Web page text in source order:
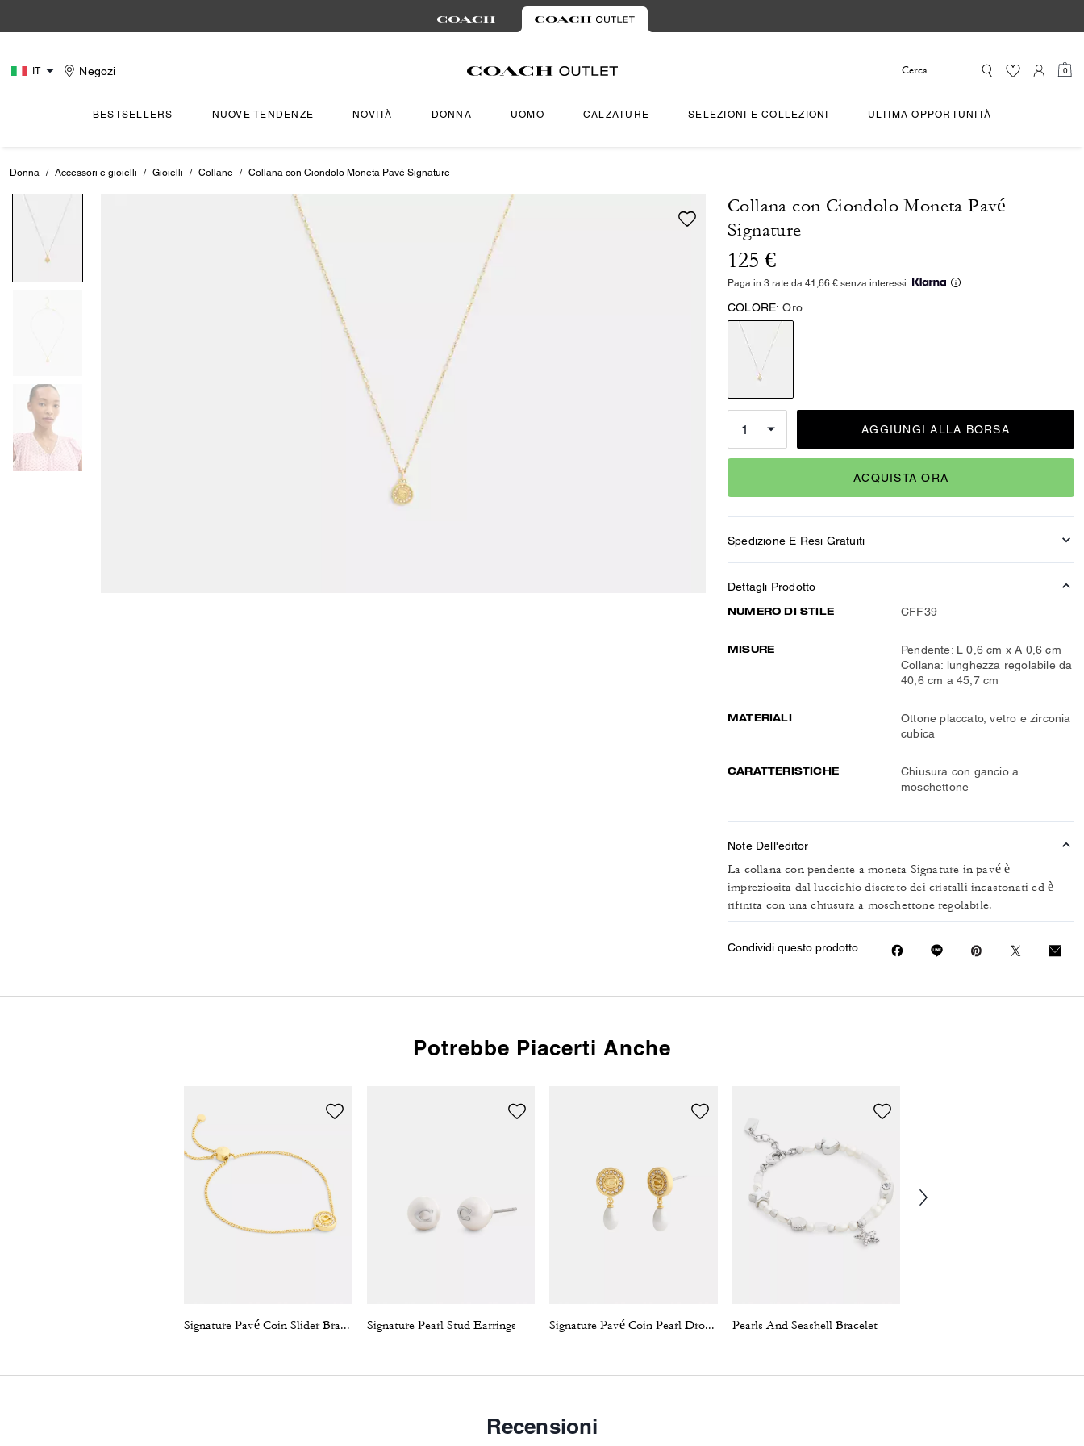
IT Negozi 0
BESTSELLERS NUOVE TENDENZE NOVITÀ DONNA UOMO CALZATURE SELEZIONI E COLLEZIONI ULTIMA OPPORTUNITÀ
Donna / Accessori e gioielli / Gioielli / Collane / Collana con Ciondolo Moneta Pavé Signature
Collana con Ciondolo Moneta Pavé
Signature
125 €
Paga in 3 rate da 41,66 € senza interessi.
COLORE: Oro
AGGIUNGI ALLA BORSA
ACQUISTA ORA
Spedizione E Resi Gratuiti
Dettagli Prodotto
NUMERO DI STILE
CFF39
MISURE
Pendente: L 0,6 cm x A 0,6 cm
Collana: lunghezza regolabile da
40,6 cm a 45,7 cm
MATERIALI
Ottone placcato, vetro e zirconia
cubica
CARATTERISTICHE
Chiusura con gancio a
moschettone
Note Dell'editor
La collana con pendente a moneta Signature in pavé è
impreziosita dal luccichio discreto dei cristalli incastonati ed è
rifinita con una chiusura a moschettone regolabile.
Condividi questo prodotto
Potrebbe Piacerti Anche
Signature Pavé Coin Slider Bracelet Signature Pearl Stud Earrings Signature Pavé Coin Pearl Drop Earrings Pearls And Seashell Bracelet
Recensioni